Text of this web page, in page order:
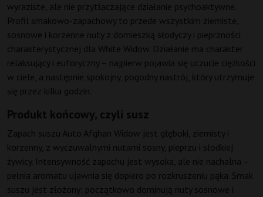
wyraziste, ale nie przytłaczające działanie psychoaktywne.
Profil smakowo-zapachowy to przede wszystkim ziemiste,
sosnowe i korzenne nuty z domieszką słodyczy i pieprzności
charakterystycznej dla White Widow. Działanie ma charakter
relaksujący i euforyczny – najpierw pojawia się uczucie ciężkości
w ciele, a następnie spokojny, pogodny nastrój, który utrzymuje
się przez kilka godzin.
Produkt końcowy, czyli susz
Zapach suszu Auto Afghan Widow jest głęboki, ziemisty i
korzenny, z wyczuwalnymi nutami sosny, pieprzu i słodkiej
żywicy. Intensywność zapachu jest wysoka, ale nie nachalna –
pełnia aromatu ujawnia się dopiero po rozkruszeniu pąka. Smak
suszu jest złożony: początkowo dominują nuty sosnowe i